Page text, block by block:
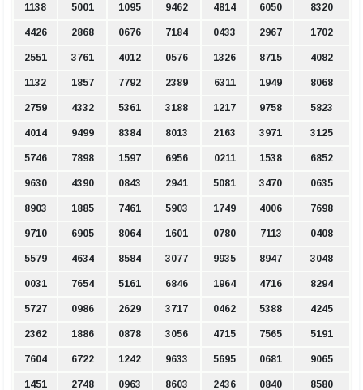
1138 5001 1095 9462 4814 6050 8320
4426 2868 0676 7184 0433 2967 1702
2551 3761 4012 0576 1326 8715 4082
1132 1857 7792 2389 6311 1949 8068
2759 4332 5361 3188 1217 9758 5823
4014 9499 8384 8013 2163 3971 3125
5746 7898 1597 6956 0211 1538 6852
9630 4390 0843 2941 5081 3470 0635
8903 1885 7461 5903 1749 4006 7698
9710 6905 8064 1601 0780 7113 0408
5579 4634 8584 3077 9935 8947 3048
0031 7654 5161 6846 1964 4716 8294
5727 0986 2629 3717 0462 5388 4245
2362 1886 0878 3056 4715 7565 5191
7604 6722 1242 9633 5695 0681 9065
1451 2748 0963 8603 2436 0840 8580